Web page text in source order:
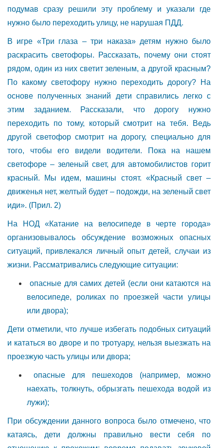
подумав сразу решили эту проблему и указали где
нужно было переходить улицу, не нарушая ПДД.
В игре «Три глаза – три наказа» детям нужно было
раскрасить светофоры. Рассказать, почему они стоят
рядом, один из них светит зеленым, а другой красным?
По какому светофору нужно переходить дорогу? На
основе полученных знаний дети справились легко с
этим заданием. Рассказали, что дорогу нужно
переходить по тому, который смотрит на тебя. Ведь
другой светофор смотрит на дорогу, специально для
того, чтобы его видели водители. Пока на нашем
светофоре – зеленый свет, для автомобилистов горит
красный. Мы идем, машины стоят. «Красный свет –
движенья нет, желтый будет – подожди, на зеленый свет
иди». (Прил. 2)
На НОД «Катание на велосипеде в черте города»
организовывалось обсуждение возможных опасных
ситуаций, привлекался личный опыт детей, случаи из
жизни. Рассматривались следующие ситуации:
опасные для самих детей (если они катаются на
велосипеде, роликах по проезжей части улицы
или двора);
Дети отметили, что лучше избегать подобных ситуаций
и кататься во дворе и по тротуару, нельзя выезжать на
проезжую часть улицы или двора;
опасные для пешеходов (например, можно
наехать, толкнуть, обрызгать пешехода водой из
лужи);
При обсуждении данного вопроса было отмечено, что
катаясь, дети должны правильно вести себя по